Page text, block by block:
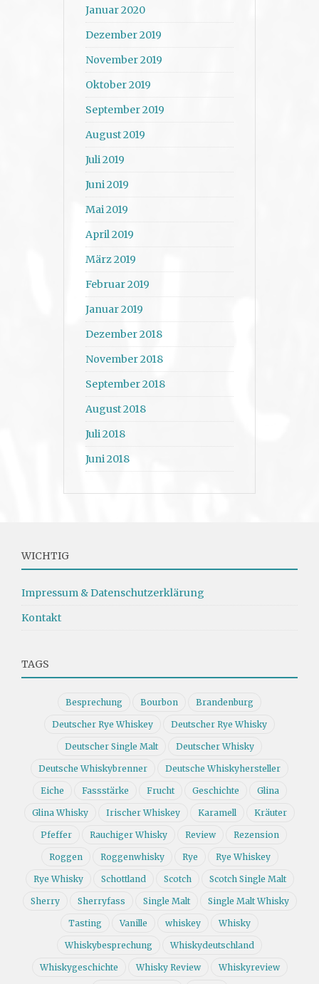
Januar 2020
Dezember 2019
November 2019
Oktober 2019
September 2019
August 2019
Juli 2019
Juni 2019
Mai 2019
April 2019
März 2019
Februar 2019
Januar 2019
Dezember 2018
November 2018
September 2018
August 2018
Juli 2018
Juni 2018
WICHTIG
Impressum & Datenschutzerklärung
Kontakt
TAGS
Besprechung Bourbon Brandenburg
Deutscher Rye Whiskey Deutscher Rye Whisky
Deutscher Single Malt Deutscher Whisky
Deutsche Whiskybrenner Deutsche Whiskyhersteller
Eiche Fassstärke Frucht Geschichte Glina
Glina Whisky Irischer Whiskey Karamell Kräuter
Pfeffer Rauchiger Whisky Review Rezension
Roggen Roggenwhisky Rye Rye Whiskey
Rye Whisky Schottland Scotch Scotch Single Malt
Sherry Sherryfass Single Malt Single Malt Whisky
Tasting Vanille whiskey Whisky
Whiskybesprechung Whiskydeutschland
Whiskygeschichte Whisky Review Whiskyreview